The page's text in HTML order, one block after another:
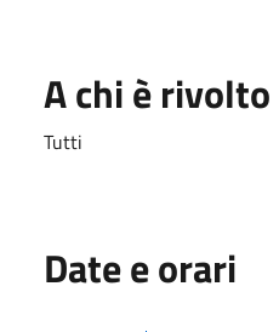
A chi è rivolto
Tutti
Date e orari